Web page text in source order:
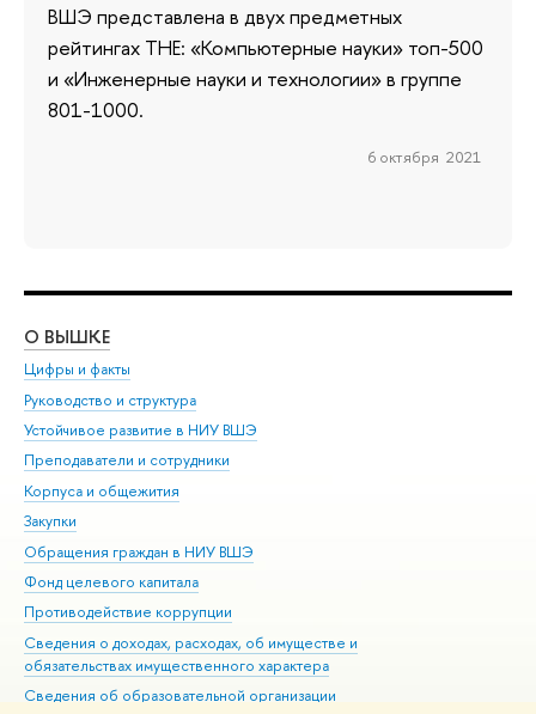
ВШЭ представлена в двух предметных
рейтингах ТНЕ: «Компьютерные науки» топ-500
и «Инженерные науки и технологии» в группе
801-1000.
6 октября 2021
О ВЫШКЕ
Цифры и факты
Руководство и структура
Устойчивое развитие в НИУ ВШЭ
Преподаватели и сотрудники
Корпуса и общежития
Закупки
Обращения граждан в НИУ ВШЭ
Фонд целевого капитала
Противодействие коррупции
Сведения о доходах, расходах, об имуществе и
обязательствах имущественного характера
Сведения об образовательной организации